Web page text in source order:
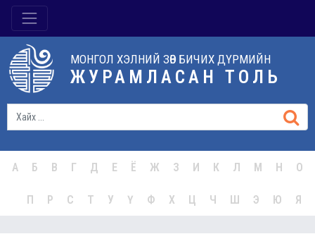
МОНГОЛ ХЭЛНИЙ ЗӨВ БИЧИХ ДҮРМИЙН
ЖУРАМЛАСАН ТОЛЬ
А Б В Г Д Е Ё Ж З И К Л М Н О
П Р С Т У Ү Ф Х Ц Ч Ш Э Ю Я